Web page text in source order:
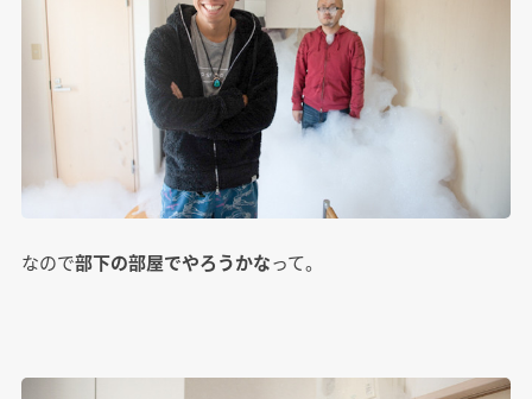
なので部下の部屋でやろうかなって。